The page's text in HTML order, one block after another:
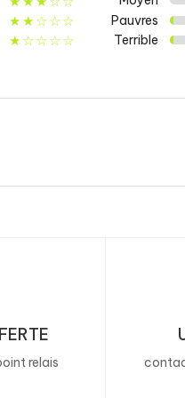
gélule (gélatine), bitartrate
OGM, sans radiations et
★★☆☆☆ Pauvres
★☆☆☆☆ Terrible
relais